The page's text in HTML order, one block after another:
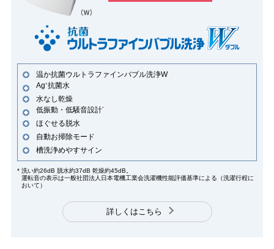
温か抗菌ウルトラファインバブル洗浄W
Ag+抗菌水
水なし乾燥
低振動・低騒音設計*
ほぐせる脱水
自動お掃除モード
槽洗浄めやすサイン
* 洗い約26dB 脱水約37dB 乾燥約45dB。
運転音の表示は一般社団法人日本電機工業会洗濯機性能評価基準による（洗濯行程に
おいて）
詳しくはこちら